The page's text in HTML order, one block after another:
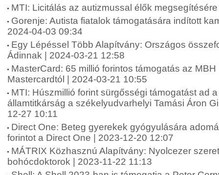
MTI: Licitálás az autizmussal élők
Gorenje: Autista fiatalok támogatására indított
2024-04-03 09:34
Egy Lépéssel Több Alapítvány: Országos
Ádinnak | 2024-03-21 12:58
MasterCard: 65 millió forintos támogatás az
Mastercardtól | 2024-03-21 10:55
MTI: Húszmillió forint sürgősségi támogatást ad
államtitkárság a székelyudvarhelyi Tamási Áron
12-27 10:11
Direct One: Beteg gyerekek gyógyulására
forintot a Direct One | 2023-12-20 12:07
MÁTRIX Közhasznú Alapítvány: Nyolcezer
bohócdoktorok | 2023-11-22 11:13